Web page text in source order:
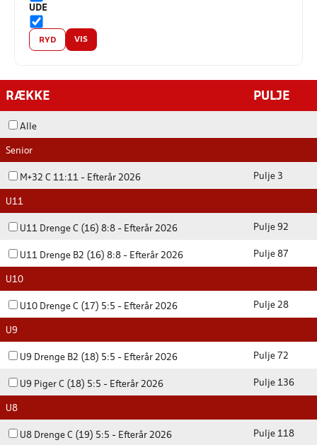
UDE
RYD VIS
RÆKKE PULJE
Alle
Senior
M+32 C 11:11 - Efterår 2026 Pulje 3
U11
U11 Drenge C (16) 8:8 - Efterår 2026 Pulje 92
U11 Drenge B2 (16) 8:8 - Efterår 2026 Pulje 87
U10
U10 Drenge C (17) 5:5 - Efterår 2026 Pulje 28
U9
U9 Drenge B2 (18) 5:5 - Efterår 2026 Pulje 72
U9 Piger C (18) 5:5 - Efterår 2026 Pulje 136
U8
U8 Drenge C (19) 5:5 - Efterår 2026 Pulje 118